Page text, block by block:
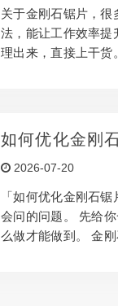
关于金刚石锯片，
法，能让工作效率提
理出来，直接上干货
效率高；用错配方
尺寸、孔径、最大转
石锯片结合力强，耐
如何优化金刚
2026-07-20
「如何优化金刚石
会问的问题。 先给
么做才能做到。 金